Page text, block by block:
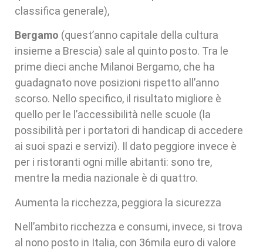
classifica generale),
Bergamo (quest’anno capitale della cultura
insieme a Brescia) sale al quinto posto. Tra le
prime dieci anche Milanoi Bergamo, che ha
guadagnato nove posizioni rispetto all’anno
scorso. Nello specifico, il risultato migliore è
quello per le l’accessibilità nelle scuole (la
possibilità per i portatori di handicap di accedere
ai suoi spazi e servizi). Il dato peggiore invece è
per i ristoranti ogni mille abitanti: sono tre,
mentre la media nazionale è di quattro.
Aumenta la ricchezza, peggiora la sicurezza
Nell’ambito ricchezza e consumi, invece, si trova
al nono posto in Italia, con 36mila euro di valore